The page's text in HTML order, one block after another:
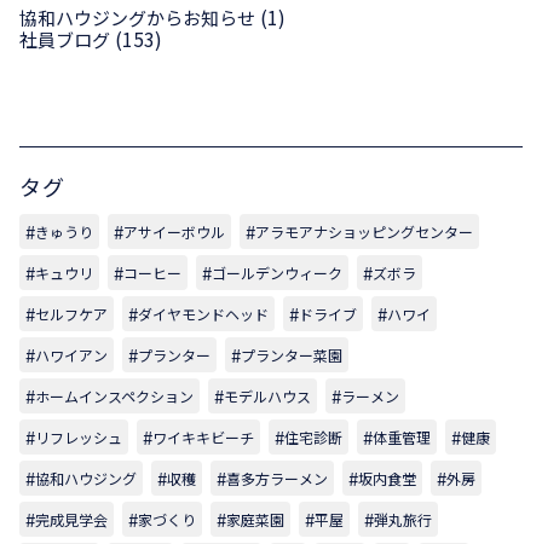
協和ハウジングからお知らせ (1)
社員ブログ (153)
タグ
きゅうり アサイーボウル
アラモアナショッピングセンター
キュウリ
コーヒー ゴールデンウィーク
ズボラ
セルフケア
ダイヤモンドヘッド ドライブ
ハワイ
ハワイアン
プランター
プランター菜園
ホームインスペクション
モデルハウス
ラーメン
リフレッシュ
ワイキキビーチ 住宅診断 体重管理
健康
協和ハウジング
収穫 喜多方ラーメン 坂内食堂
外房
完成見学会
家づくり 家庭菜園 平屋
弾丸旅行